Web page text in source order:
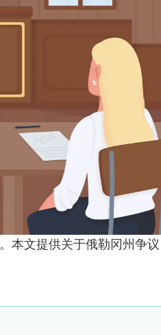
。本文提供关于俄勒冈州争议